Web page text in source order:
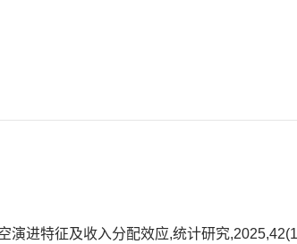
演进特征及收入分配效应,统计研究